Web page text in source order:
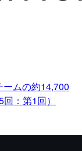
ムの約14,700
：第1回）